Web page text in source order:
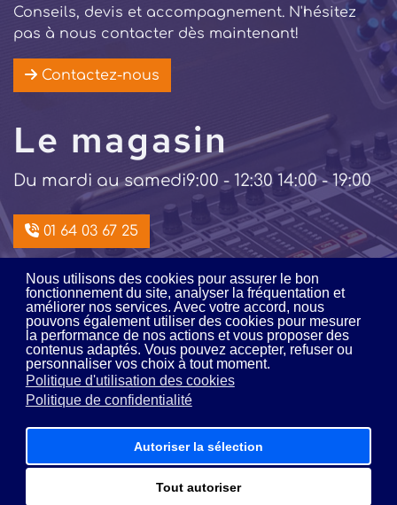
Nous utilisons des cookies pour assurer le bon
fonctionnement du site, analyser la fréquentation et
améliorer nos services. Avec votre accord, nous
pouvons également utiliser des cookies pour mesurer
la performance de nos actions et vous proposer des
contenus adaptés. Vous pouvez accepter, refuser ou
personnaliser vos choix à tout moment.
Politique d'utilisation des cookies
Politique de confidentialité
Autoriser la sélection
Tout autoriser
Conseils, devis et accompagnement. N'hésitez
pas à nous contacter dès maintenant!
Contactez-nous
Le magasin
Du mardi au samedi9:00 - 12:30 14:00 - 19:00
01 64 03 67 25
Intégration /
location
Du lundi au vendredi9:00 - 12:00 14:00 - 18:00
01 64 03 16 16